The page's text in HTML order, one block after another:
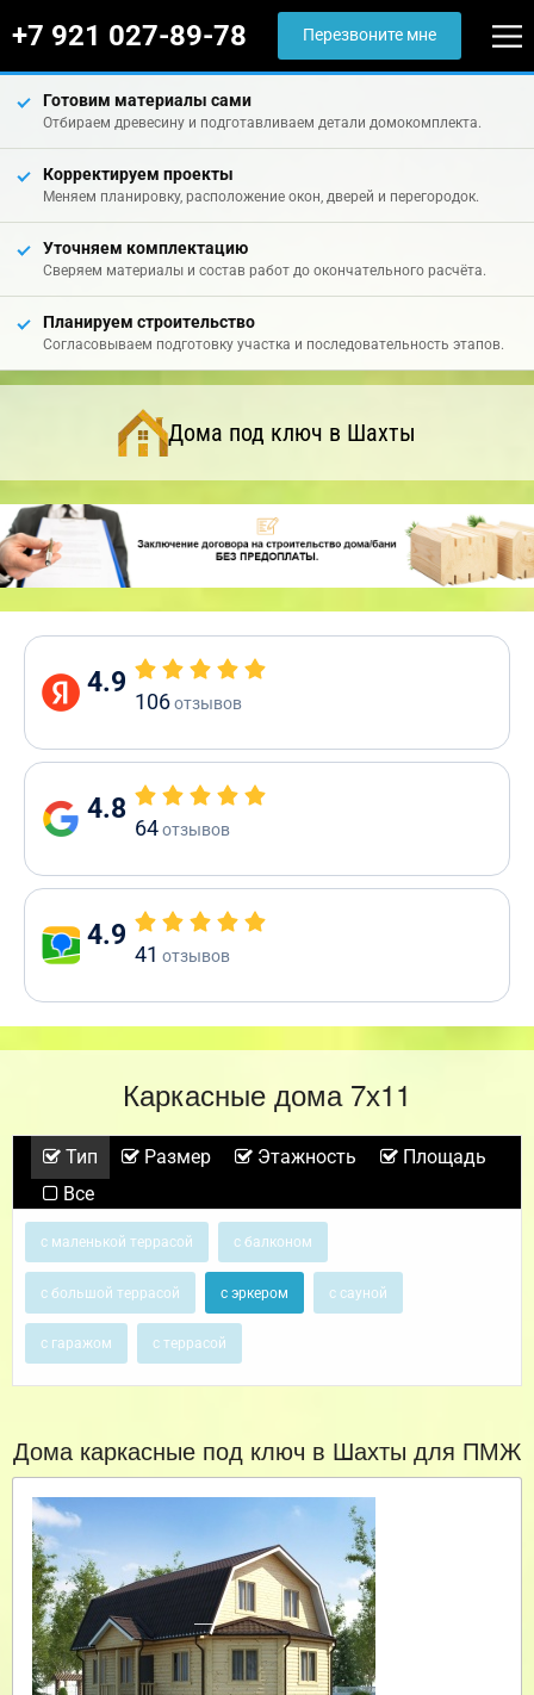
+7 921 027-89-78 Перезвоните мне
Готовим материалы сами
Отбираем древесину и подготавливаем детали домокомплекта.
Корректируем проекты
Меняем планировку, расположение окон, дверей и перегородок.
Уточняем комплектацию
Сверяем материалы и состав работ до окончательного расчёта.
Планируем строительство
Согласовываем подготовку участка и последовательность этапов.
Дома под ключ в Шахты
4.9
106отзывов
4.8
64отзывов
4.9
41 отзывов
Каркасные дома 7х11
Тип Размер Этажность
Площадь
Все
с маленькой террасой с балконом
с большой террасой с эркером с сауной
с гаражом с террасой
Дома каркасные под ключ в Шахты для ПМЖ